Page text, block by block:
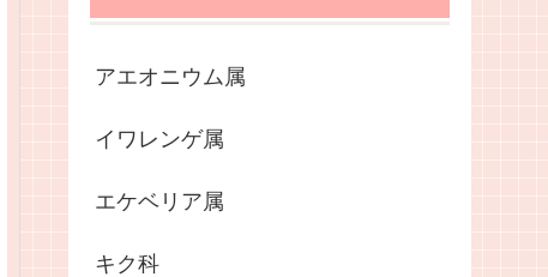
アエオニウム属
イワレンゲ属
エケベリア属
キク科